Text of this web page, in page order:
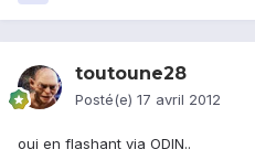
toutoune28
Posté(e) 17 avril 2012
oui en flashant via ODIN..